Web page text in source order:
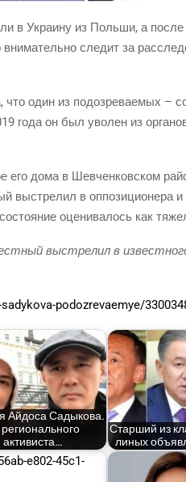
в Укра­и­ну из Поль­ши, а
сле­дит за
один из подо­зре­ва­е­мых –
года он был уво­лен из
дома в Шев­чен­ков­ском
выстре­лил в оппо­зи­ци­о­не­ра
оце­ни­ва­лось как
выстре­лил в
podozrevaemye/
Айдо­са Сады­ко­ва.
активиста…
Стар­ший из
ли­ных